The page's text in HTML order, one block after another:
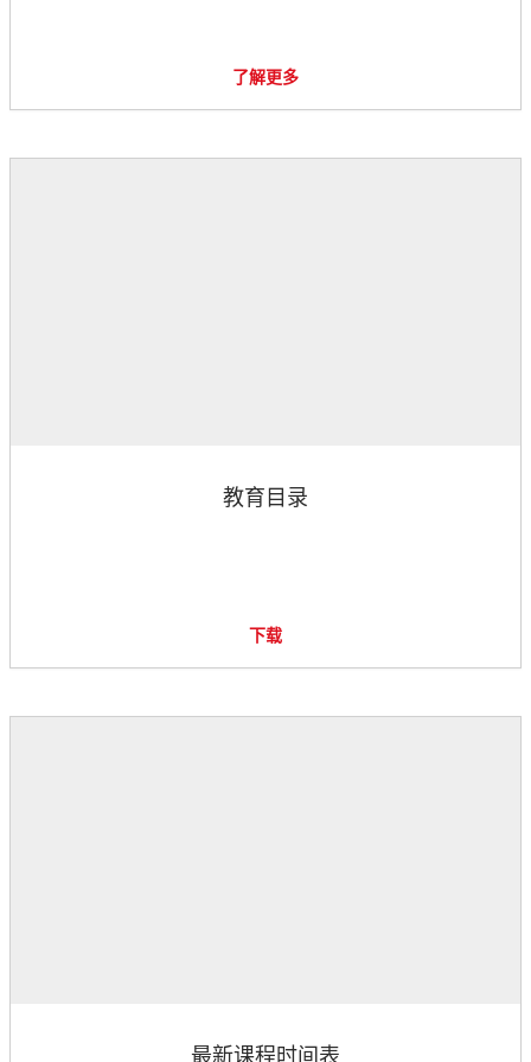
了解更多
教育目录
下载
最新课程时间表